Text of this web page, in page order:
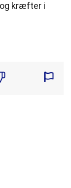
kræfter i